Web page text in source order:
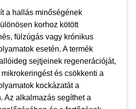
a hallás minőségének
korhoz kötött
fülzúgás vagy krónikus
esetén. A termék
sejtjeinek regenerációját,
és csökkenti a
kockázatát a
Az alkalmazás segíthet a